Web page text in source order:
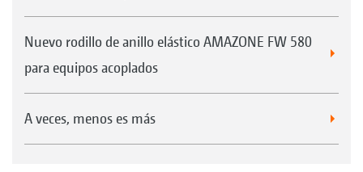
Nuevo rodillo de anillo elástico AMAZONE FW 580
para equipos acoplados
A veces, menos es más